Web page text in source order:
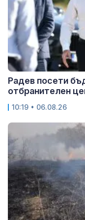
Радев посети
отбранителен
10:19 • 06.08.26